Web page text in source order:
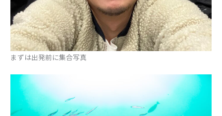
まずは出発前に集合写真